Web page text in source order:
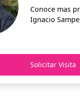
Conoce mas
Ignacio
Solicitar Visita